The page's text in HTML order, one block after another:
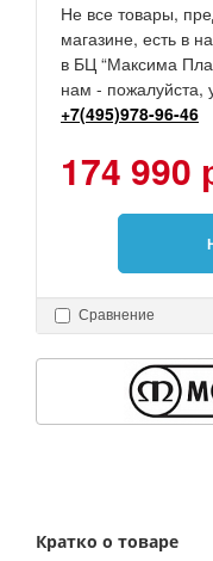
Не все товары,
магазине, есть в
в БЦ “Максима
нам - пожалуйста,
+7(495)978-96-46
174 990
Сравнение
Кратко о товаре